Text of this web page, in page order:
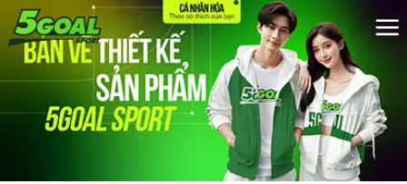
Chuyển
đến
dung